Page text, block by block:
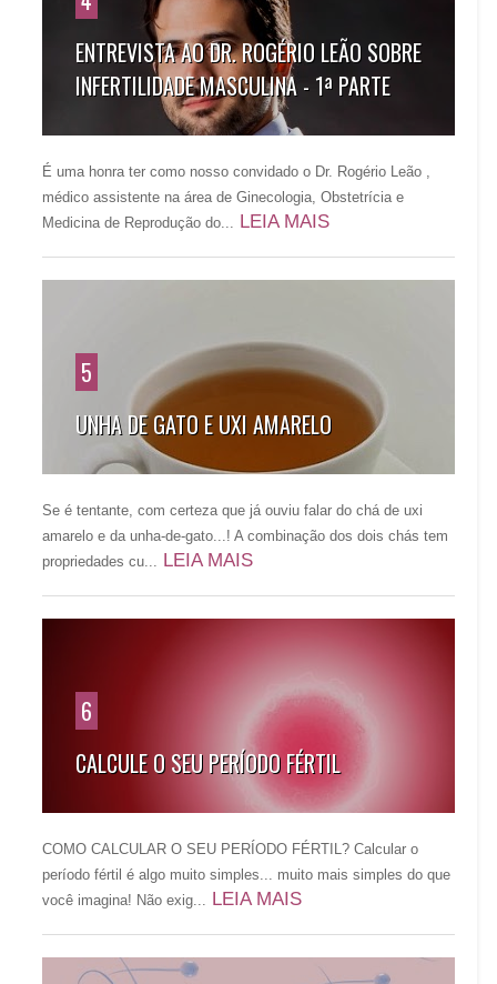
ENTREVISTA AO DR. ROGÉRIO LEÃO SOBRE
INFERTILIDADE MASCULINA - 1ª PARTE
É uma honra ter como nosso convidado o Dr. Rogério Leão ,
médico assistente na área de Ginecologia, Obstetrícia e
Medicina de Reprodução do... LEIA MAIS
5
UNHA DE GATO E UXI AMARELO
Se é tentante, com certeza que já ouviu falar do chá de uxi
amarelo e da unha-de-gato...! A combinação dos dois chás tem
propriedades cu... LEIA MAIS
6
CALCULE O SEU PERÍODO FÉRTIL
COMO CALCULAR O SEU PERÍODO FÉRTIL? Calcular o
período fértil é algo muito simples... muito mais simples do que
você imagina! Não exig... LEIA MAIS